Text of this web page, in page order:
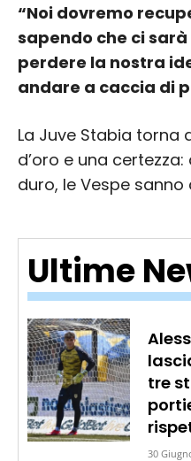
Ultime
tre
30
“Noi dovremo
sapendo che ci
perdere la nostra
andare a caccia di
La Juve Stabia torna
d’oro e una
duro, le Vespe